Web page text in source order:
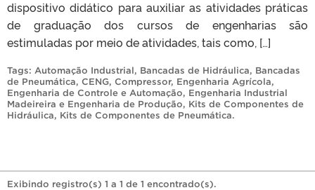
dispositivo didático para auxiliar as atividades práticas
de graduação dos cursos de engenharias são
estimuladas por meio de atividades, tais como, […]
Tags: Automação Industrial, Bancadas de Hidráulica, Bancadas
de Pneumática, CENG, Compressor, Engenharia Agrícola,
Engenharia de Controle e Automação, Engenharia Industrial
Madeireira e Engenharia de Produção, Kits de Componentes de
Hidráulica, Kits de Componentes de Pneumática.
Exibindo registro(s) 1 a 1 de 1 encontrado(s).